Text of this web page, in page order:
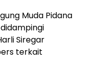
Muda Pidana
Siregar
terkait